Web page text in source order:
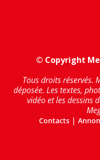
© Copyright
Tous droits réservés.
déposée. Les textes,
vidéo et les dessins
Contacts|